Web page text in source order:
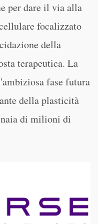
per dare il via alla
focalizzato
della
terapeutica. La
fase futura
della plasticità
di milioni di